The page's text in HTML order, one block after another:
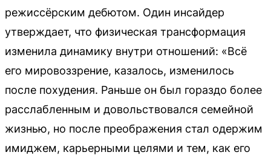
режиссёрским дебютом. Один инсайдер
утверждает, что физическая трансформация
изменила динамику внутри отношений: «Всё
его мировоззрение, казалось, изменилось
после похудения. Раньше он был гораздо более
расслабленным и довольствовался семейной
жизнью, но после преображения стал одержим
имиджем, карьерными целями и тем, как его